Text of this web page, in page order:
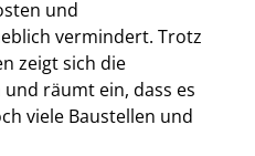
und
vermindert. Trotz
zeigt sich die
räumt ein, dass es
viele Baustellen und